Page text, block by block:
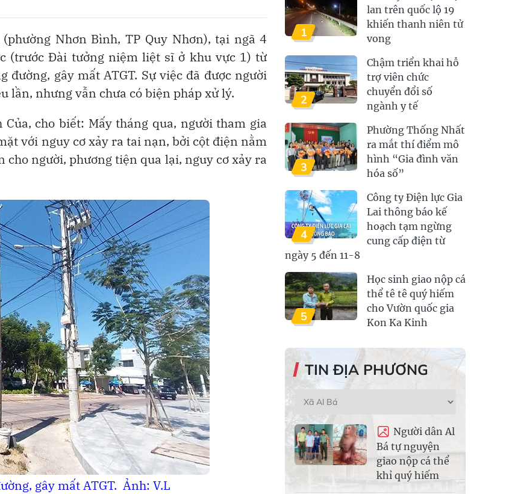
Nhơn Bình, TP Quy Nhơn), tại ngã 4
(trước Đài tưởng niệm liệt sĩ ở khu vực 1) từ
gây mất ATGT. Sự việc đã được người
lần, nhưng vẫn chưa có biện pháp xử lý.
cho biết: Mấy tháng qua, người tham gia
với nguy cơ xảy ra tai nạn, bởi cột điện nằm
người, phương tiện qua lại, nguy cơ xảy ra
gây mất ATGT. Ảnh: V.L
1
lan trên quốc lộ 19
khiến thanh niên tử
vong
2
Chậm triển khai hỗ
trợ viên chức
chuyển đổi số
ngành y tế
3
Phường Thống Nhất
ra mắt thí điểm mô
hình “Gia đình văn
hóa số”
4
Công ty Điện lực Gia
Lai thông báo kế
hoạch tạm ngừng
cung cấp điện từ
ngày 5 đến 11-8
5
Học sinh giao nộp cá
thể tê tê quý hiếm
cho Vườn quốc gia
Kon Ka Kinh
TIN ĐỊA PHƯƠNG
Người dân Al
Bá tự nguyện
giao nộp cá thể
khỉ quý hiếm